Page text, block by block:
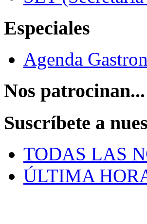
Especiales
Agenda
Nos patrocinan...
Suscríbete a
TODAS LAS
ÚLTIMA